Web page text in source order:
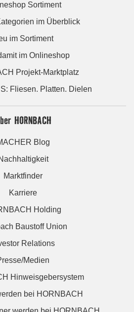
Sortiment
im Überblick
im Sortiment
im Onlineshop
Projekt-Marktplatz
Fliesen. Platten. Dielen
HORNBACH
Blog
Marktfinder
Karriere
Holding
Baustoff Union
Relations
Medien
Hinweisgebersystem
bei HORNBACH